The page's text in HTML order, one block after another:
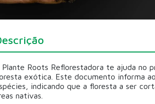
Plante Roots Reflorestadora te ajuda no
exótica. Este documento informa
indicando que a floresta a ser
nativas.